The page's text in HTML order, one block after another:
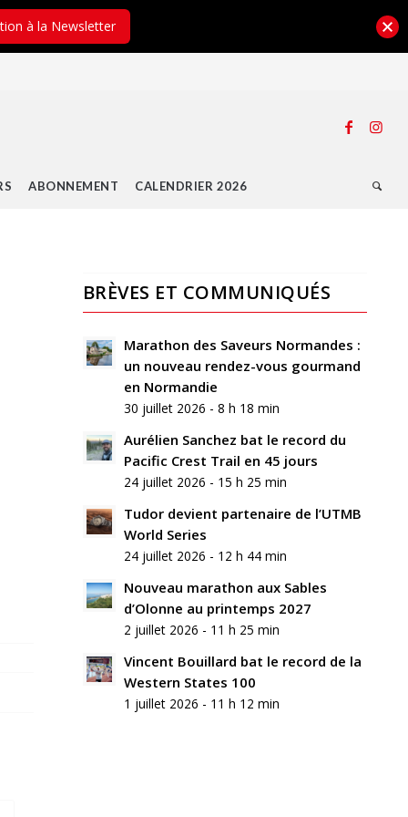
ABONNEMENT CALENDRIER 2026
Laisser
commentaire
Rejoindre
Nom
*
mail
*
BRÈVES ET COMMUNIQUÉS
Marathon des Saveurs Normandes :
un nouveau rendez-vous gourmand
en Normandie
30 juillet 2026 - 8 h 18 min
Aurélien Sanchez bat le record du
Pacific Crest Trail en 45 jours
24 juillet 2026 - 15 h 25 min
Tudor devient partenaire de l’UTMB
World Series
24 juillet 2026 - 12 h 44 min
Nouveau marathon aux Sables
d’Olonne au printemps 2027
2 juillet 2026 - 11 h 25 min
Vincent Bouillard bat le record de la
Western States 100
1 juillet 2026 - 11 h 12 min
à la Newsletter